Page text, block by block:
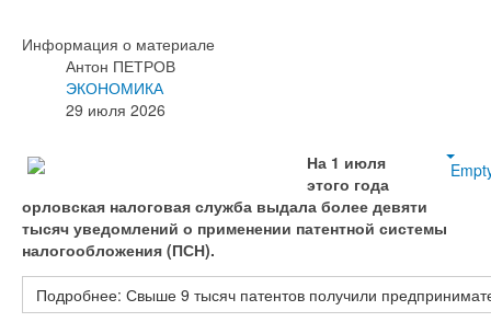
Информация о материале
Антон ПЕТРОВ
ЭКОНОМИКА
29 июля 2026
На 1 июля
этого года
орловская налоговая служба выдала более девяти
тысяч уведомлений о применении патентной системы
налогообложения (ПСН).
Подробнее: Свыше 9 тысяч патентов получили